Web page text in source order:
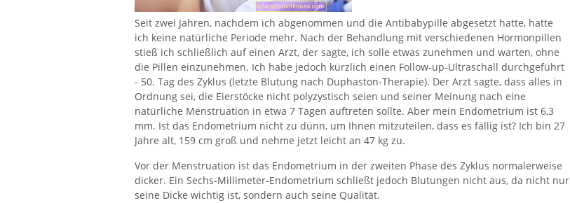
Seit zwei Jahren, nachdem ich abgenommen und die Antibabypille abgesetzt hatte, hatte
ich keine natürliche Periode mehr. Nach der Behandlung mit verschiedenen Hormonpillen
stieß ich schließlich auf einen Arzt, der sagte, ich solle etwas zunehmen und warten, ohne
die Pillen einzunehmen. Ich habe jedoch kürzlich einen Follow-up-Ultraschall durchgeführt
- 50. Tag des Zyklus (letzte Blutung nach Duphaston-Therapie). Der Arzt sagte, dass alles in
Ordnung sei, die Eierstöcke nicht polyzystisch seien und seiner Meinung nach eine
natürliche Menstruation in etwa 7 Tagen auftreten sollte. Aber mein Endometrium ist 6,3
mm. Ist das Endometrium nicht zu dünn, um Ihnen mitzuteilen, dass es fällig ist? Ich bin 27
Jahre alt, 159 cm groß und nehme jetzt leicht an 47 kg zu.
Vor der Menstruation ist das Endometrium in der zweiten Phase des Zyklus normalerweise
dicker. Ein Sechs-Millimeter-Endometrium schließt jedoch Blutungen nicht aus, da nicht nur
seine Dicke wichtig ist, sondern auch seine Qualität.